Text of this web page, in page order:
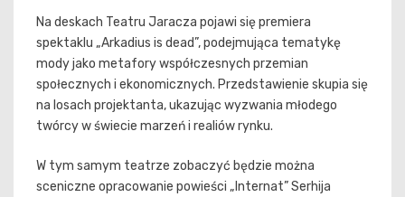
Na deskach Teatru Jaracza pojawi się premiera
spektaklu „Arkadius is dead”, podejmująca tematykę
mody jako metafory współczesnych przemian
społecznych i ekonomicznych. Przedstawienie skupia się
na losach projektanta, ukazując wyzwania młodego
twórcy w świecie marzeń i realiów rynku.
W tym samym teatrze zobaczyć będzie można
sceniczne opracowanie powieści „Internat” Serhija